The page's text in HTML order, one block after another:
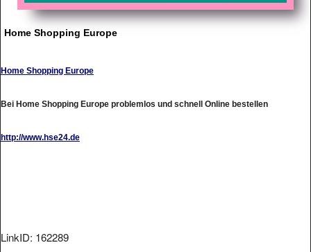
Home Shopping Europe
Home Shopping Europe
Bei Home Shopping Europe problemlos und schnell Online bestellen
http://www.hse24.de
LinkID: 162289